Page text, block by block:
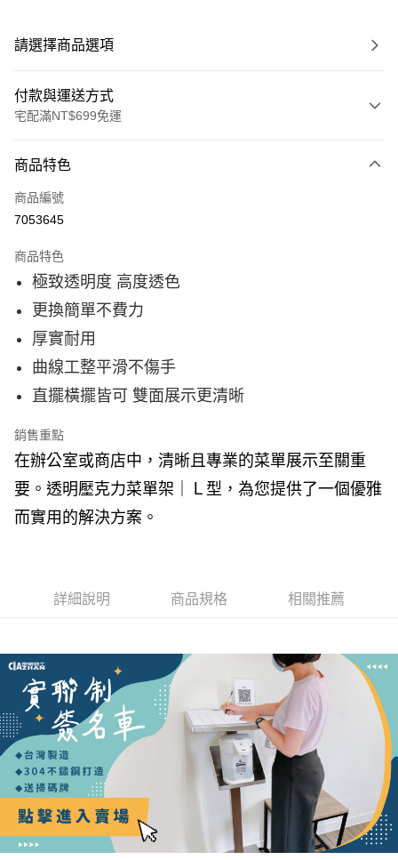
請選擇商品選項
付款與運送方式
宅配滿NT$699免運
信用卡分期付款
3 期 0 利率 每期
合作金庫商業銀行
華南商業銀行
上海商業儲蓄銀行
國泰世華商業銀行
臺灣中小企業銀行
匯豐（台灣）商業銀行
聯邦商業銀行
遠東國際商業銀行
玉山商業銀行
台新國際商業銀行
中國信託商業銀行
台灣樂天信用卡公司
6 期 0 利率 每期NT$11
合作金庫商業銀行
華南商業銀行
國泰世華商業銀行
臺灣中小企業銀行
台中商業銀行
聯邦商業銀行
玉山商業銀行
星展（台灣）商業銀行
台新國際商業銀行
中國信託商業銀行
Apple Pay
悠遊付
Google Pay
全盈+PAY
大哥付你分期
2.付款方式選擇「大哥付你分期」，訂單成立後會自動跳轉到大哥付的交易
4.訂單成立30分鐘內，如未前往確認交易或遇審核未通過，訂單將自動取
消。如遇「轉專審核」未通過狀況，表示未達大哥付你分期系統評分，恕無
法說明評估內容。
【繳款方式說明】
1.分期款項不併入電信帳單，「大哥付你分期」於每月結算日後寄送繳費提
醒簡訊。
2.透過簡訊連結打開帳單後，可選擇「超商條碼／台灣大直營門市／銀行轉
帳／街口支付／iPASS MONEY」等通路繳費。
1.本服務係由「台灣大哥大股份有限公司」（以下簡稱本公司）所提供，讓
用戶於交易時，得透過本服務購買商品或服務，並由商店將買賣／分期付款
買賣價金債權讓與本公司後，依約使用本公司帳單繳交帳款。
相關說明
１．簡單：不需註冊會員、不需綁卡、不需儲值。
２．便利：只要手機號碼，簡訊認證，即可結帳。
３．安心：先確認商品／服務後，再付款。
【「AFTEE先享後付」結帳流程】
１．於結帳方式選擇「AFTEE先享後付」後，將跳轉至「AFTEE先享後付」
結帳頁面，進行簡訊認證並確認金額後，即可完成結帳。
２．訂單成立數日內，您將收到繳費通知簡訊。
３．收到繳費通知簡訊後14天內，點擊此簡訊中的連結，可透過四大超商／
ATM／網路銀行／等多元方式進行付款，方視為交易完成。
※ 請注意：結帳手續完成當下不需立刻繳費，但若您需要取消訂單，請聯絡
購買商品的店家。未經商家同意取消之訂單仍視為有效，需透過AFTEE先享
運送方式
宅配/貨運（特殊地區下單前請先確認運費是否需加價）
每筆NT$130，滿NT$699(含以上)免運費
商品特色
商品編號
7053645
商品特色
極致透明度 高度透色
更換簡單不費力
厚實耐用
曲線工整平滑不傷手
直擺橫擺皆可 雙面展示更清晰
銷售重點
在辦公室或商店中，清晰且專業的菜單展示至關重
要。透明壓克力菜單架｜Ｌ型，為您提供了一個優雅
而實用的解決方案。
詳細說明 商品規格 相關推薦